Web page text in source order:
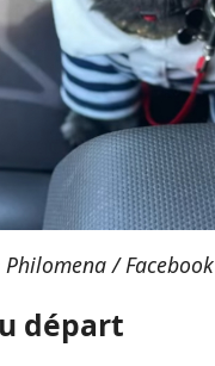
Philomena / Facebook
départ